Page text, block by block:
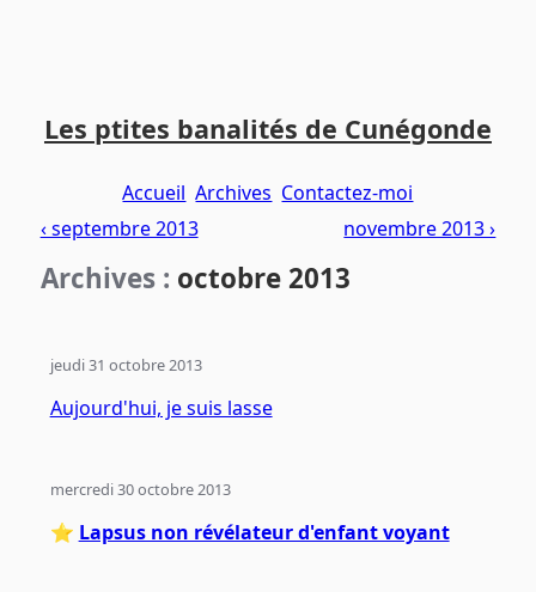
contenu
menuLes ptites banalités de Cunégonde
Accueil Archives Contactez-moi
‹ septembre 2013
novembre 2013 ›
Archives : octobre 2013
Aujourd'hui, je suis lasse
jeudi 31 octobre 2013
⭐️ Lapsus non révélateur d'enfant voyant
mercredi 30 octobre 2013